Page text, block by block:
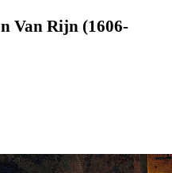
Van Rijn (1606-